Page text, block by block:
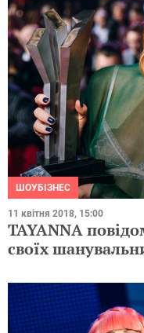
ШОУБІЗНЕС
TAYANNA
своїх